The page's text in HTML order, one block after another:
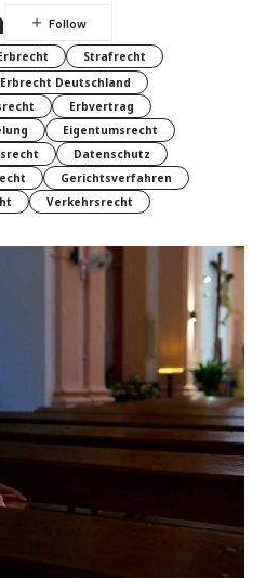
Strafrecht
Erbrecht Deutschland
Erbvertrag
Eigentumsrecht
Datenschutz
Gerichtsverfahren
Verkehrsrecht